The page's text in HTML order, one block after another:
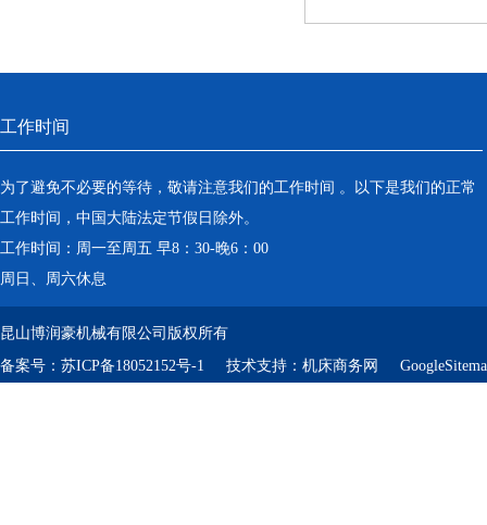
工作时间
为了避免不必要的等待，敬请注意我们的工作时间 。以下是我们的正常
工作时间，中国大陆法定节假日除外。
工作时间：周一至周五 早8：30-晚6：00
周日、周六休息
昆山博润豪机械有限公司版权所有
备案号： 苏ICP备18052152号-1 技术支持： 机床商务网